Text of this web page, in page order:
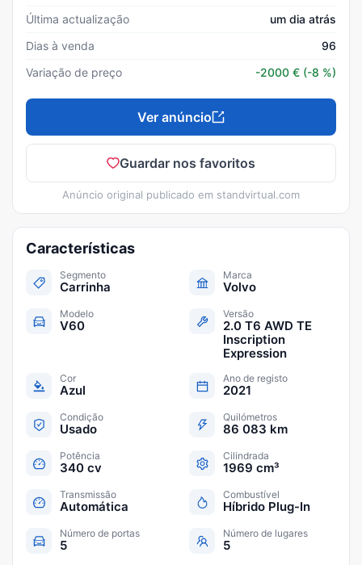
Última actualização
um dia atrás
Dias à venda
96
Variação de preço
-2000 € (-8 %)
Ver anúncio
Guardar nos favoritos
Anúncio original publicado em standvirtual.com
Características
Segmento
Carrinha
Marca
Volvo
Modelo
V60
Versão
2.0 T6 AWD TE
Inscription
Expression
Cor
Azul
Ano de registo
2021
Condição
Usado
Quilómetros
86 083 km
Potência
340 cv
Cilindrada
1969 cm³
Transmissão
Automática
Combustível
Híbrido Plug-In
Número de portas
5
Número de lugares
5